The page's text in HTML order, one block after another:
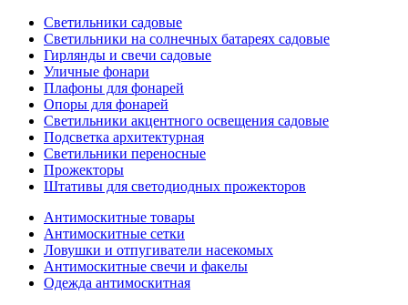
Светильники садовые
Светильники на солнечных батареях садовые
Гирлянды и свечи садовые
Уличные фонари
Плафоны для фонарей
Опоры для фонарей
Светильники акцентного освещения садовые
Подсветка архитектурная
Светильники переносные
Прожекторы
Штативы для светодиодных прожекторов
Антимоскитные товары
Антимоскитные сетки
Ловушки и отпугиватели насекомых
Антимоскитные свечи и факелы
Одежда антимоскитная